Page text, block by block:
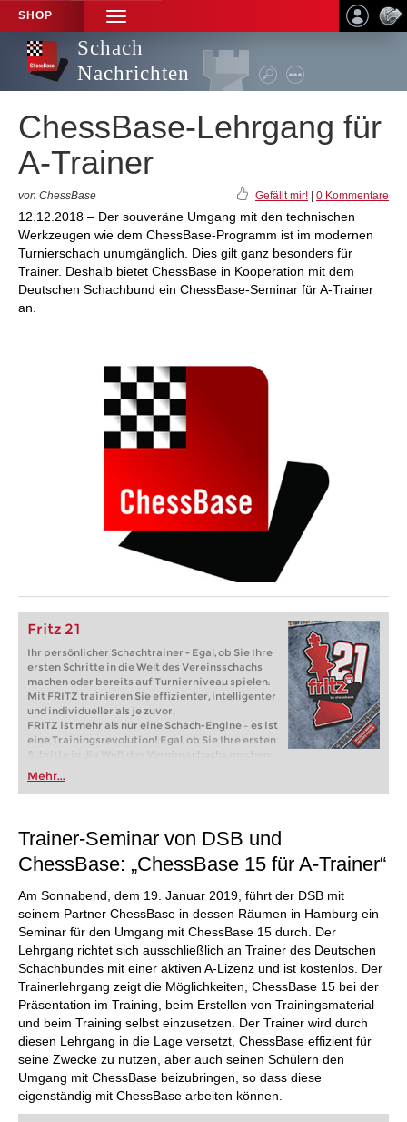
SHOP
TOGGLE
NAVIGATION
Schach
Nachrichten
ChessBase-Lehrgang für
A-Trainer
von ChessBase Gefällt mir! 0 Kommentare
12.12.2018 – Der souveräne Umgang mit den technischen
Werkzeugen wie dem ChessBase-Programm ist im modernen
Turnierschach unumgänglich. Dies gilt ganz besonders für
Trainer. Deshalb bietet ChessBase in Kooperation mit dem
Deutschen Schachbund ein ChessBase-Seminar für A-Trainer
an.
Fritz 21
Ihr persönlicher Schachtrainer - Egal, ob Sie Ihre
ersten Schritte in die Welt des Vereinsschachs
machen oder bereits auf Turnierniveau spielen:
Mit FRITZ trainieren Sie effizienter, intelligenter
und individueller als je zuvor.
FRITZ ist mehr als nur eine Schach-Engine – es ist
eine Trainingsrevolution! Egal, ob Sie Ihre ersten
Schritte in die Welt des Vereinsschachs machen
oder bereits auf Turnierniveau spielen: Mit
FRITZ trainieren Sie effizienter, intelligenter und
individueller als je zuvor.
Mehr...
Trainer-Seminar von DSB und
ChessBase: „ChessBase 15 für A-Trainer“
Am Sonnabend, dem 19. Januar 2019, führt der DSB mit
seinem Partner ChessBase in dessen Räumen in Hamburg ein
Seminar für den Umgang mit ChessBase 15 durch. Der
Lehrgang richtet sich ausschließlich an Trainer des Deutschen
Schachbundes mit einer aktiven A-Lizenz und ist kostenlos. Der
Trainerlehrgang zeigt die Möglichkeiten, ChessBase 15 bei der
Präsentation im Training, beim Erstellen von Trainingsmaterial
und beim Training selbst einzusetzen. Der Trainer wird durch
diesen Lehrgang in die Lage versetzt, ChessBase effizient für
seine Zwecke zu nutzen, aber auch seinen Schülern den
Umgang mit ChessBase beizubringen, so dass diese
eigenständig mit ChessBase arbeiten können.